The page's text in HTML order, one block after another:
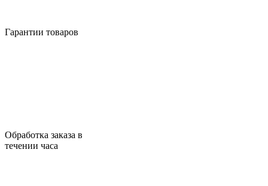
Гарантии товаров
Обработка заказа в
течении часа